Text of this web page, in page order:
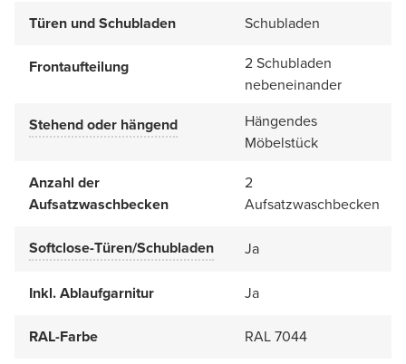
Türen und Schubladen Schubladen
Frontaufteilung
2 Schubladen
nebeneinander
Stehend oder hängend
Hängendes
Möbelstück
Anzahl der
Aufsatzwaschbecken
2
Aufsatzwaschbecken
Softclose-Türen/Schubladen Ja
Inkl. Ablaufgarnitur Ja
RAL-Farbe RAL 7044